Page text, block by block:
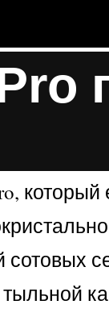
сотовых